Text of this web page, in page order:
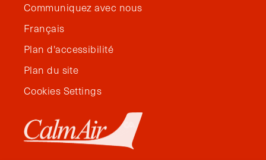
Communiquez avec nous
Français
Plan d'accessibilité
Plan du site
Cookies Settings